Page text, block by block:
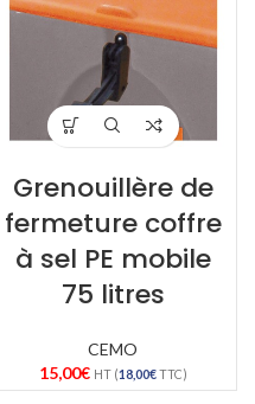
Grenouillère de
fermeture coffre
à sel PE mobile
75 litres
CEMO
15,00€ HT (18,00€TTC)